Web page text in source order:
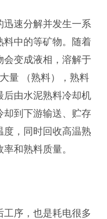
速分解并发生一系
中的等矿物。随着
会变成液相，溶解于
量 （熟料），熟料
后由水泥熟料冷却机
到下游输送、贮存
度，同时回收高温熟
和熟料质量。
序，也是耗电很多